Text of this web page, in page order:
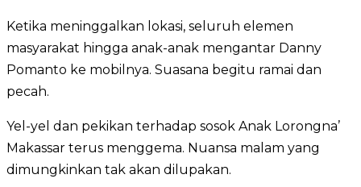
Ketika meninggalkan lokasi, seluruh elemen
masyarakat hingga anak-anak mengantar Danny
Pomanto ke mobilnya. Suasana begitu ramai dan
pecah.
Yel-yel dan pekikan terhadap sosok Anak Lorongna’
Makassar terus menggema. Nuansa malam yang
dimungkinkan tak akan dilupakan.